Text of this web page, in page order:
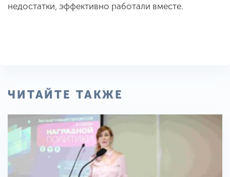
недостатки, эффективно работали вместе.
ЧИТАЙТЕ ТАКЖЕ